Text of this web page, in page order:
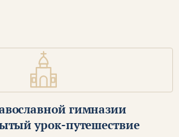
гимназии
урок-путешествие